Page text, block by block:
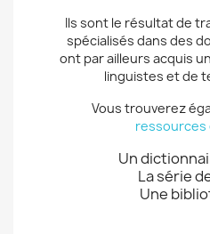
Ils sont le résultat de
spécialisés dans des
ont par ailleurs acquis
linguistes et de
Vous trouverez
ressources
Un
La série
Une